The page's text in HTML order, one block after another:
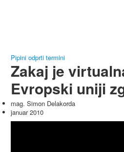
Pipini odprti termini
Zakaj je
Evropski uniji
mag. Simon Delakorda
januar 2010